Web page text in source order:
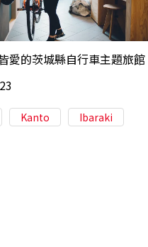
愛的茨城縣自行車主題旅館
Kanto Ibaraki